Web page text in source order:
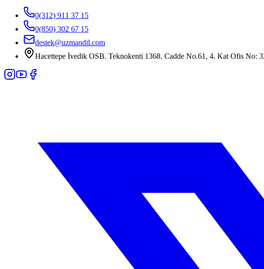
0(312) 911 37 15
0(850) 302 67 15
destek@uzmandil.com
Hacettepe İvedik OSB. Teknokenti 1368. Cadde No.61, 4. Kat Ofis No: